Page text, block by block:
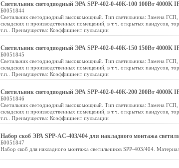
Светильник светодиодный ЭРА SPP-402-0-40K-100 100Вт 4000K
Б0051844
Светильник светодиодный высокомощный. Тип светильника: Замена
складских и производственных помещений, в т.ч. открытых пандусов,
т.п.. Преимущества: Коэффициент пульсации
Светильник светодиодный ЭРА SPP-402-0-40K-150 150Вт 4000K
Б0051845
Светильник светодиодный высокомощный. Тип светильника: Замена
складских и производственных помещений, в т.ч. открытых пандусов,
т.п.. Преимущества: Коэффициент пульсации
Светильник светодиодный ЭРА SPP-402-0-40K-200 200Вт 4000K
Б0051846
Светильник светодиодный высокомощный. Тип светильника: Замена
складских и производственных помещений, в т.ч. открытых пандусов,
т.п.. Преимущества: Коэффициент пульсации
Набор скоб ЭРА SPP-AC-403/404 для накладного монтажа
Б0051847
Набор скоб для накладного монтажа светильников SPP-403/404.